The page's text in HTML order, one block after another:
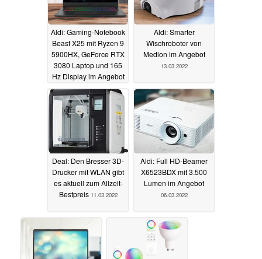
Aldi: Gaming-Notebook
Beast X25 mit Ryzen 9
5900HX, GeForce RTX
3080 Laptop und 165
Hz Display im Angebot
25.03.2022
Aldi: Smarter
Wischroboter von
Medion im Angebot
13.03.2022
Deal: Den Bresser 3D-
Drucker mit WLAN gibt
es aktuell zum Allzeit-
Bestpreis 11.03.2022
Aldi: Full HD-Beamer
X6523BDX mit 3.500
Lumen im Angebot
06.03.2022